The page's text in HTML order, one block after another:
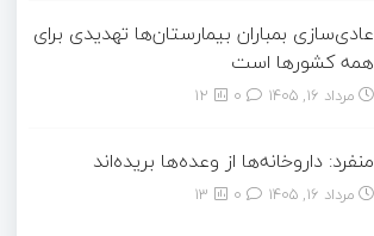
عادی‌سازی بمباران بیمارستان‌ها تهدیدی برای
همه کشورها است
مرداد ۱۶, ۱۴۰۵ 12
منفرد: داروخانه‌ها از وعده‌ها بریده‌اند
مرداد ۱۶, ۱۴۰۵ 13